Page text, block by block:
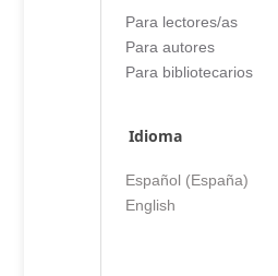
Para lectores/as
Para autores
Para bibliotecarios
Idioma
Español (España)
English